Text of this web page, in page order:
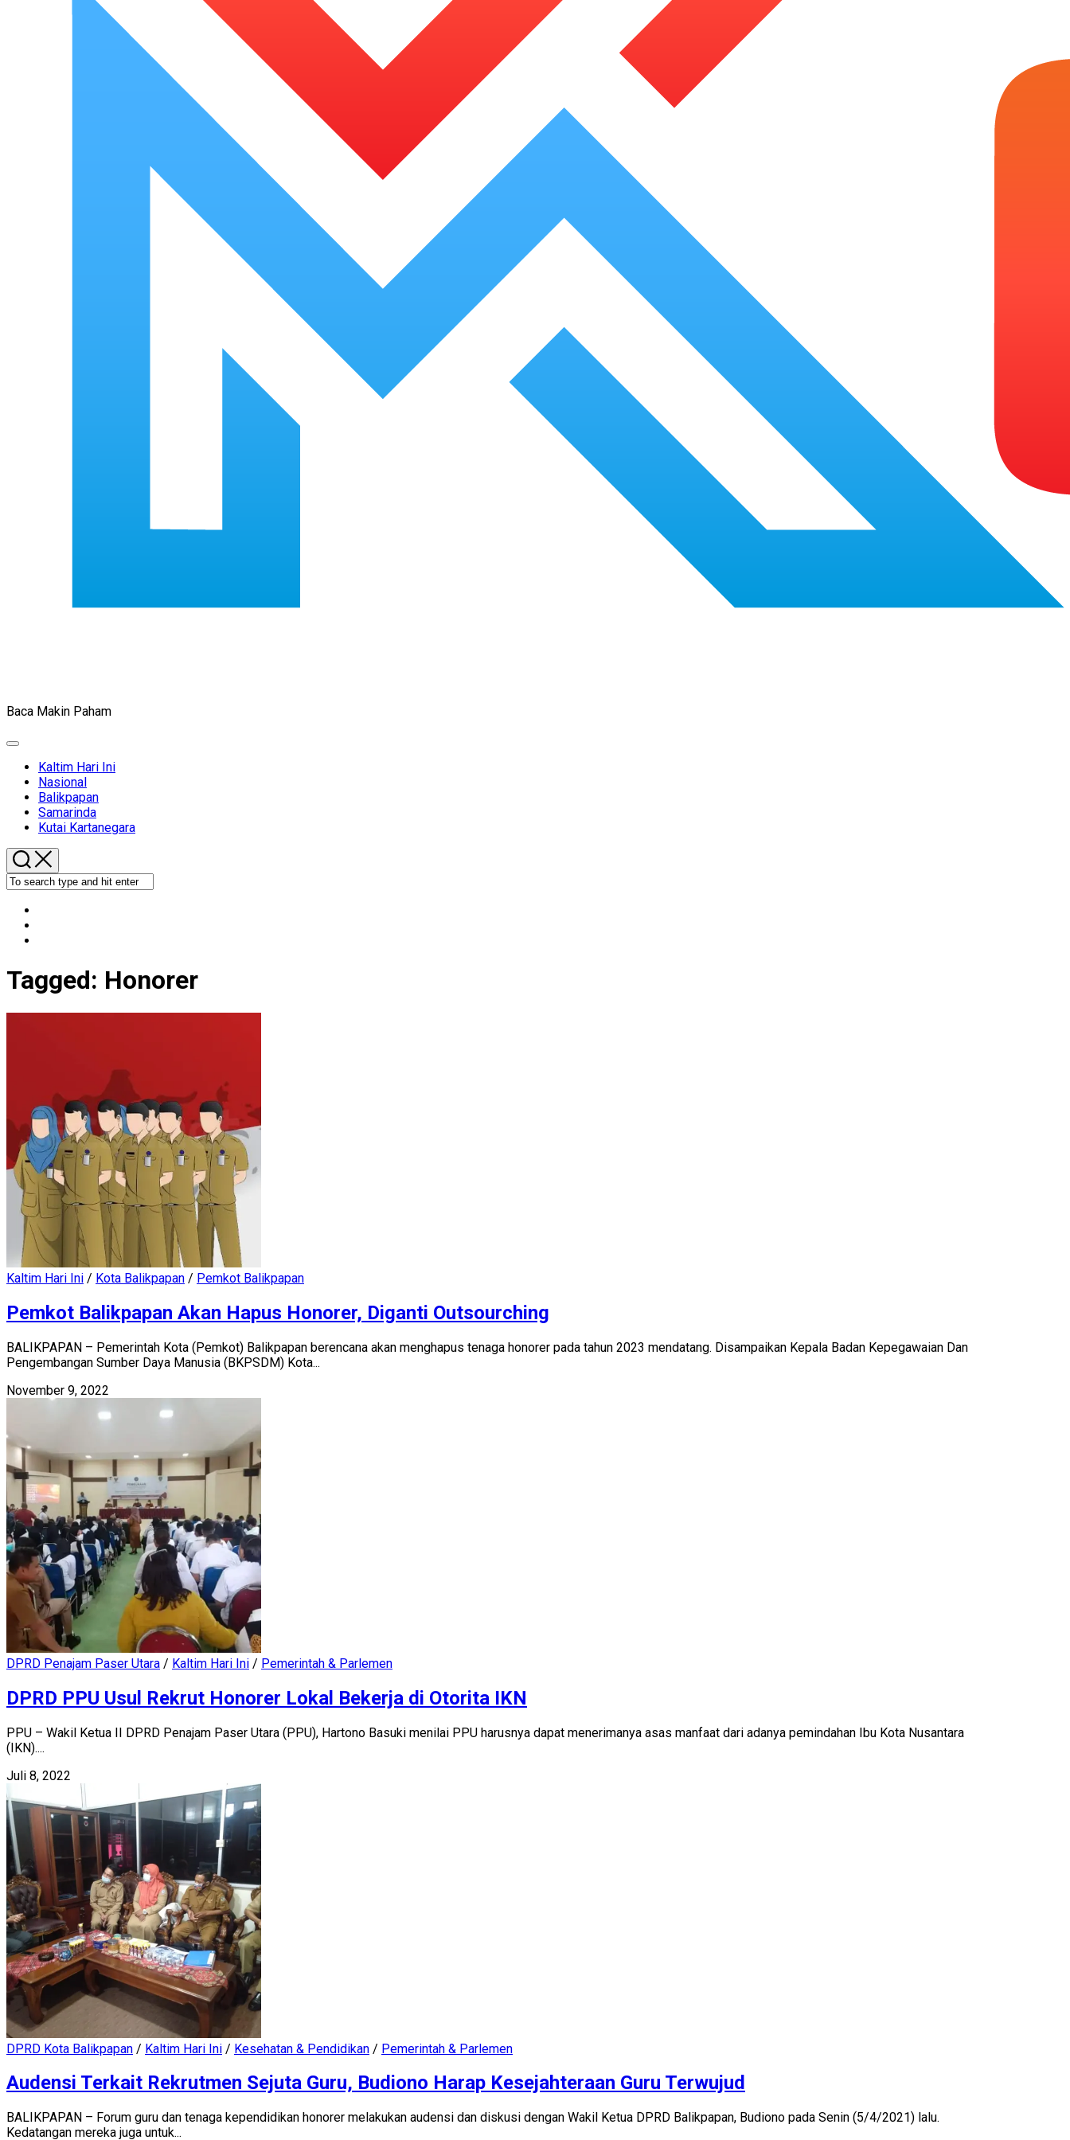
Baca Makin Paham
Expand
Kaltim Hari Ini
Nasional
Balikpapan
Samarinda
Kutai Kartanegara
Tagged: Honorer
Kaltim Hari Ini / Kota Balikpapan / Pemkot Balikpapan
Pemkot Balikpapan Akan Hapus Honorer, Diganti Outsourching
BALIKPAPAN – Pemerintah Kota (Pemkot) Balikpapan berencana akan menghapus tenaga honorer pada tahun 2023 mendatang. Disampaikan Kepala Badan Kepegawaian Dan
Pengembangan Sumber Daya Manusia (BKPSDM) Kota...
November 9, 2022
DPRD Penajam Paser Utara / Kaltim Hari Ini / Pemerintah & Parlemen
DPRD PPU Usul Rekrut Honorer Lokal Bekerja di Otorita IKN
PPU – Wakil Ketua II DPRD Penajam Paser Utara (PPU), Hartono Basuki menilai PPU harusnya dapat menerimanya asas manfaat dari adanya pemindahan Ibu Kota Nusantara
(IKN)....
Juli 8, 2022
DPRD Kota Balikpapan / Kaltim Hari Ini / Kesehatan & Pendidikan / Pemerintah & Parlemen
Audensi Terkait Rekrutmen Sejuta Guru, Budiono Harap Kesejahteraan Guru Terwujud
BALIKPAPAN – Forum guru dan tenaga kependidikan honorer melakukan audensi dan diskusi dengan Wakil Ketua DPRD Balikpapan, Budiono pada Senin (5/4/2021) lalu.
Kedatangan mereka juga untuk...